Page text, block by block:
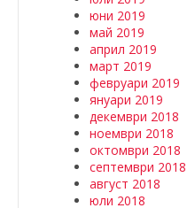
юни 2019
май 2019
април 2019
март 2019
февруари 2019
януари 2019
декември 2018
ноември 2018
октомври 2018
септември 2018
август 2018
юли 2018